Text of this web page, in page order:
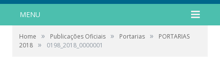
MENU
Home » Publicações Oficiais » Portarias »
PORTARIAS
2018 » 0198_2018_0000001